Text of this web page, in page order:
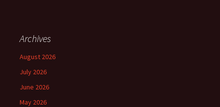
Archives
August 2026
July 2026
June 2026
May 2026